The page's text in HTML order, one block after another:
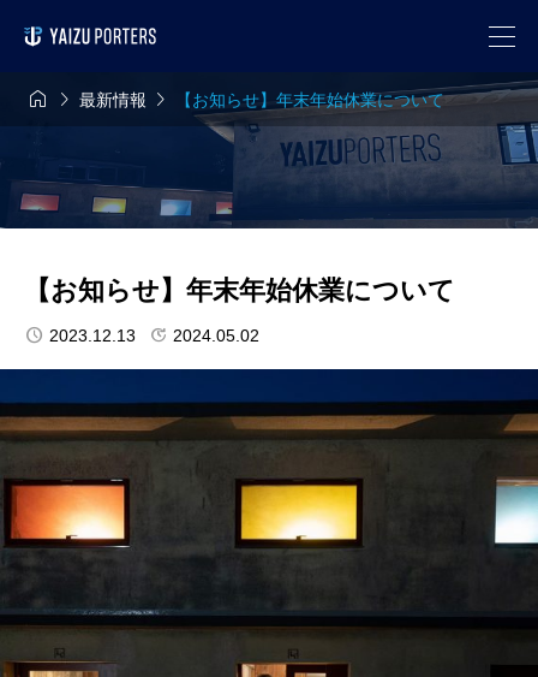
  最新情報  【お知らせ】年末年始休業について
【お知らせ】年末年始休業について
2023.12.13 2024.05.02